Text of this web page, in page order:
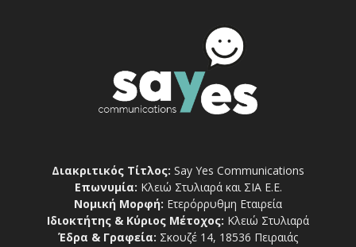
Διακριτικός Τίτλος: Say Yes Communications
Επωνυμία: Κλειώ Στυλιαρά και ΣΙΑ Ε.Ε.
Νομική Μορφή: Ετερόρρυθμη Εταιρεία
Ιδιοκτήτης & Κύριος Μέτοχος: Κλειώ Στυλιαρά
Έδρα & Γραφεία: Σκουζέ 14, 18536 Πειραιάς